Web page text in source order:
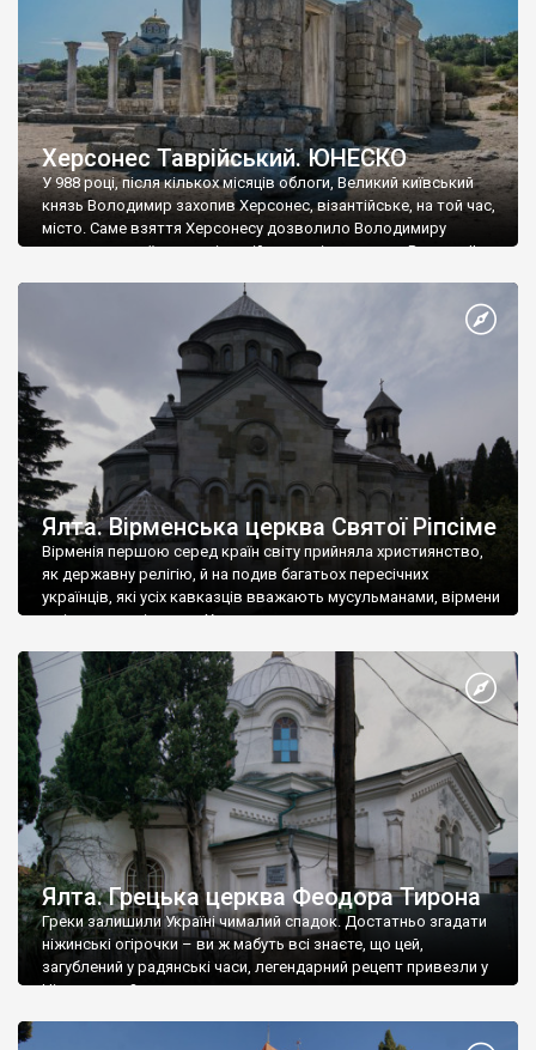
Херсонес Таврійський. ЮНЕСКО
У 988 році, після кількох місяців облоги, Великий київський
князь Володимир захопив Херсонес, візантійське, на той час,
місто. Саме взяття Херсонесу дозволило Володимиру
диктувати свої умови візантійському імператору Василю ІІ, та
Херсонесі Володимир-язичник, став Василем-християнином.
А потім було Хрещення Русі. На честь Херсонесу Таврійського
Ялта. Вірменська церква Святої Ріпсіме
Вірменія першою серед країн світу прийняла християнство,
як державну релігію, й на подив багатьох пересічних
українців, які усіх кавказців вважають мусульманами, вірмени
є відданими вірянами Христа
Ялта. Грецька церква Феодора Тирона
Греки залишили Україні чималий спадок. Достатньо згадати
ніжинські огірочки – ви ж мабуть всі знаєте, що цей,
загублений у радянські часи, легендарний рецепт привезли у
Ніжин греки?